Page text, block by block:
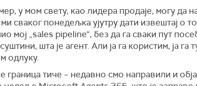
у мом свету, као лидера продаје, могу да
ми сваког понедељка ујутру дати извештај о
мој „sales pipeline“, без да га сваки пут
шта је агент. Али ја га користим, ја га
одлуку.
граница тиче – недавно смо направили и